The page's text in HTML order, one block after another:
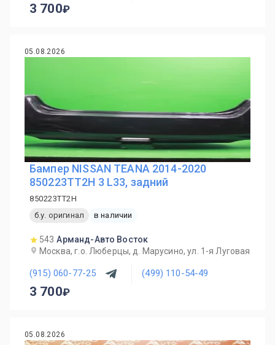
3 700
05.08.2026
Бампер NISSAN TEANA 2014-2020
850223TT2H 3 L33, задний
850223TT2H
б.у. оригинал
в наличии
543 Арманд-Авто Восток
Москва, г.о. Люберцы, д. Марусино, ул. 1-я Луговая
(915) 060-77-25 (499) 110-54-49
3 700
05.08.2026